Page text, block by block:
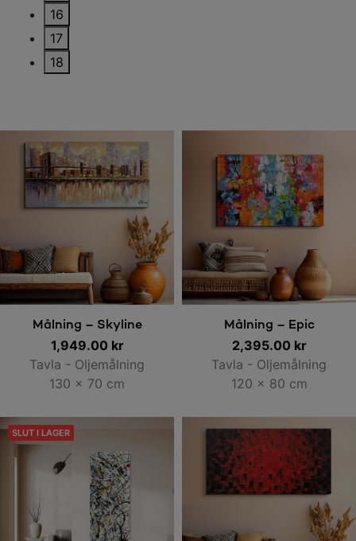
16
17
18
Lägg till i varukorg
Målning – Skyline
1,949.00 kr
Tavla - Oljemålning
130 x 70 cm
Lägg till i varukorg
Målning – Epic
2,395.00 kr
Tavla - Oljemålning
120 x 80 cm
SLUT I LAGER